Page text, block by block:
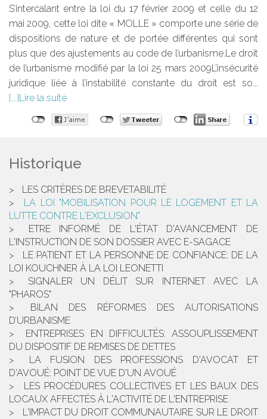
S’intercalant entre la loi du 17 février 2009 et celle du 12
mai 2009, cette loi dite « MOLLE » comporte une série de
dispositions de nature et de portée différentes qui sont
plus que des ajustements au code de l’urbanisme.Le droit
de l’urbanisme modifié par la loi 25 mars 2009L’insécurité
juridique liée à l’instabilité constante du droit est so...
Lire la suite
Historique
LES CRITÈRES DE BREVETABILITÉ
LA LOI "MOBILISATION POUR LE LOGEMENT ET LA
LUTTE CONTRE L'EXCLUSION"
ETRE INFORMÉ DE L'ÉTAT D'AVANCEMENT DE
L'INSTRUCTION DE SON DOSSIER AVEC E-SAGACE
LE PATIENT ET LA PERSONNE DE CONFIANCE: DE LA
LOI KOUCHNER À LA LOI LEONETTI
SIGNALER UN DÉLIT SUR INTERNET AVEC LA
"PHAROS"
BILAN DES RÉFORMES DES AUTORISATIONS
D’URBANISME
ENTREPRISES EN DIFFICULTÉS: ASSOUPLISSEMENT
DU DISPOSITIF DE REMISES DE DETTES
LA FUSION DES PROFESSIONS D'AVOCAT ET
D'AVOUÉ: POINT DE VUE D'UN AVOUÉ
LES PROCÉDURES COLLECTIVES ET LES BAUX DES
LOCAUX AFFECTÉS À L'ACTIVITÉ DE L'ENTREPRISE
L'IMPACT DU DROIT COMMUNAUTAIRE SUR LE DROIT